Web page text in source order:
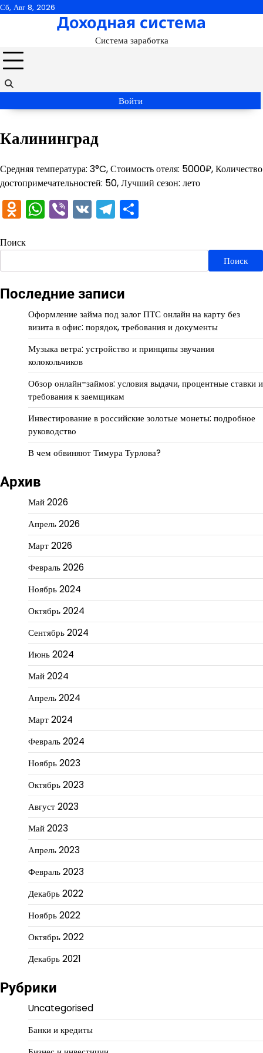
Перейти
Сб, Авг 8, 2026
Доходная система
Система заработка
Войти
Калининград
Средняя температура: 3°C, Стоимость отеля: 5000₽, Количество
достопримечательностей: 50, Лучший сезон: лето
Odnoklassniki
WhatsApp
Viber
VKTelegram
Поиск
Поиск
Последние записи
Оформление займа под залог ПТС онлайн на карту без
визита в офис: порядок, требования и документы
Музыка ветра: устройство и принципы звучания
колокольчиков
Обзор онлайн-займов: условия выдачи, процентные ставки и
требования к заемщикам
Инвестирование в российские золотые монеты: подробное
руководство
В чем обвиняют Тимура Турлова?
Архив
Май 2026
Апрель 2026
Март 2026
Февраль 2026
Ноябрь 2024
Октябрь 2024
Сентябрь 2024
Июнь 2024
Май 2024
Апрель 2024
Март 2024
Февраль 2024
Ноябрь 2023
Октябрь 2023
Август 2023
Май 2023
Апрель 2023
Февраль 2023
Декабрь 2022
Ноябрь 2022
Октябрь 2022
Декабрь 2021
Рубрики
Uncategorised
Банки и кредиты